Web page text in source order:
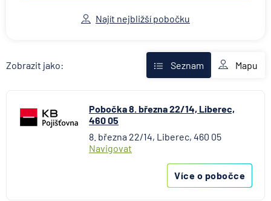
Allianz penzijní společnost
Allianz pojišťovna
AXA Assistance
BNP Paribas Cardif Pojišťovna
Česká exportní banka
Česká národní banka
Česká podnikatelská pojišťovna
Česká spořitelna - penzijní společnost
Najít nejbližší pobočku
Zobrazit jako: Seznam Mapu
Pobočka 8. března 22/14, Liberec,
460 05
8. března 22/14, Liberec, 460 05
Navigovat
Více o pobočce